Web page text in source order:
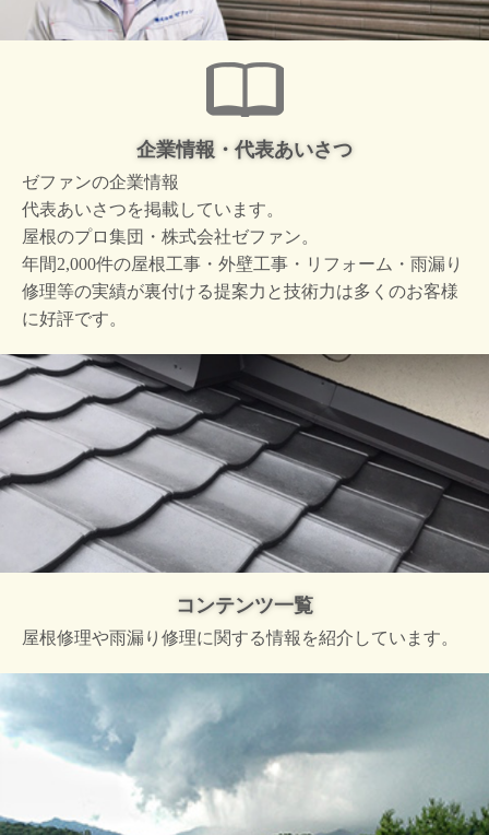
企業情報・代表あいさつ
ゼファンの企業情報
代表あいさつを掲載しています。
屋根のプロ集団・株式会社ゼファン。
年間2,000件の屋根工事・外壁工事・リフォーム・雨漏り
修理等の実績が裏付ける提案力と技術力は多くのお客様
に好評です。
コンテンツ一覧
屋根修理や雨漏り修理に関する情報を紹介しています。